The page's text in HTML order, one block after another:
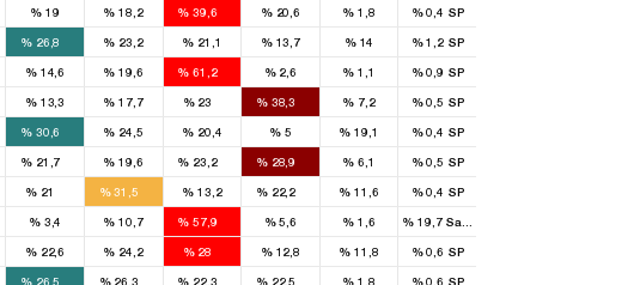
% 19 % 18,2 % 39,6 %20,6 % 1,8 %0,4 SP
%26,8 % 23,2 % 21,1 %13,7 %14 %1,2 SP
%14,6 % 19,6 % 61,2 %2,6 % 1,1 %0,9 SP
%13,3 % 17,7 %23
2
%38,3 % 7,2 %0,5 SP
%30,6 % 24,5 % 20,4 %5 % 19,1 %0,4 SP
%21,7 % 19,6 % 23,2 %28,9 % 6,1 %0,5 SP
% 21 %31,5
3
% 13,2 %22,2 % 11,6 %0,4 SP
%3,4 % 10,7 % 57,9
2
%5,6 % 1,6 % 19,7 Sans étiquette
%22,6 % 24,2 %28 %12,8 % 11,8 %0,6 SP
%26,5 %26,3
1
% 22,3 %22,5 % 1,8 %0,6 SP